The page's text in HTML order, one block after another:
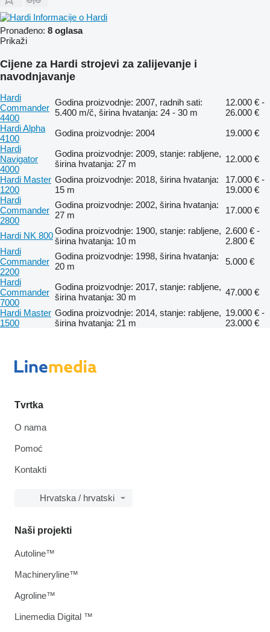
Informacije o Hardi
Pronađeno: 8 oglasa
Prikaži
Cijene za Hardi strojevi za zaliјеvanje i
navodnjavanje
Hardi
Commander
4400
Godina proizvodnje: 2007, radnih sati:
5.400 m/č, širina hvatanja: 24 - 30 m
12.000 € -
26.000 €
Hardi Alpha
4100
Godina proizvodnje: 2004
19.000 €
Hardi
Navigator
4000
Godina proizvodnje: 2009, stanje: rabljene,
širina hvatanja: 27 m
12.000 €
Hardi Master
1200
Godina proizvodnje: 2018, širina hvatanja:
15 m
17.000 € -
19.000 €
Hardi
Commander
2800
Godina proizvodnje: 2002, širina hvatanja:
27 m
17.000 €
Hardi NK 800Godina proizvodnje: 1900, stanje: rabljene,
širina hvatanja: 10 m
2.600 € -
2.800 €
Hardi
Commander
2200
Godina proizvodnje: 1998, širina hvatanja:
20 m
5.000 €
Hardi
Commander
7000
Godina proizvodnje: 2017, stanje: rabljene,
širina hvatanja: 30 m
47.000 €
Hardi Master
1500
Godina proizvodnje: 2014, stanje: rabljene,
širina hvatanja: 21 m
19.000 € -
23.000 €
Tvrtka
O nama
Pomoć
Kontakti
Hrvatska / hrvatski
Naši projekti
Autoline™
Machineryline™
Agroline™
Linemedia Digital ™